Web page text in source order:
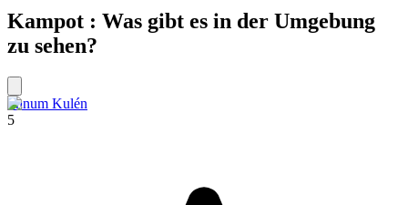
Kampot : Was gibt es in der Umgebung
zu sehen?
Phnum Kulén
5